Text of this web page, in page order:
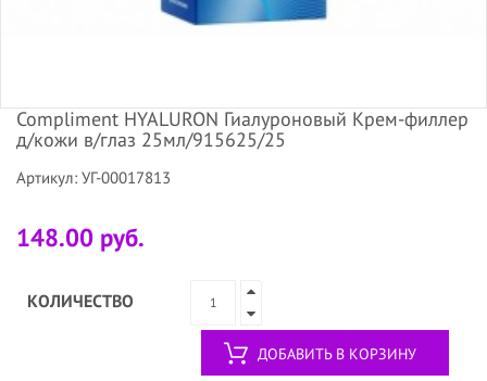
Compliment HYALURON Гиалуроновый Крем-филлер
д/кожи в/глаз 25мл/915625/25
Артикул: УГ-00017813
148.00 руб.
КОЛИЧЕСТВО
ДОБАВИТЬ В КОРЗИНУ